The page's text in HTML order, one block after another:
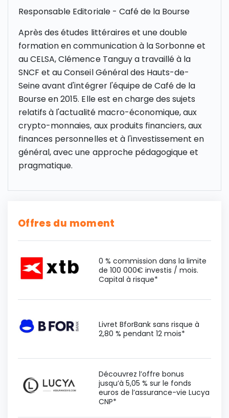
Responsable Editoriale - Café de la Bourse
Après des études littéraires et une double
formation en communication à la Sorbonne et
au CELSA, Clémence Tanguy a travaillé à la
SNCF et au Conseil Général des Hauts-de-
Seine avant d'intégrer l'équipe de Café de la
Bourse en 2015. Elle est en charge des sujets
relatifs à l'actualité macro-économique, aux
crypto-monnaies, aux produits financiers, aux
finances personnelles et à l'investissement en
général, avec une approche pédagogique et
pragmatique.
Offres du moment
0 % commission dans la limite
de 100 000€ investis / mois.
Capital à risque*
Livret BforBank sans risque à
2,80 % pendant 12 mois*
Découvrez l’offre bonus
jusqu’à 5,05 % sur le fonds
euros de l’assurance-vie Lucya
CNP*